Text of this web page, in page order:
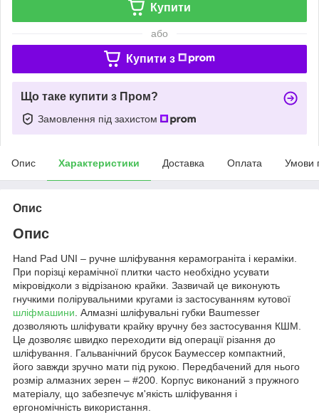
Купити
або
Купити з
Що таке купити з Пром?
Замовлення під захистом
Опис Характеристики Доставка Оплата Умови
Опис
Опис
Hand Pad UNI – ручне шліфування керамограніта і кераміки.
При порізці керамічної плитки часто необхідно усувати
мікровідколи з відрізаною крайки. Зазвичай це виконують
гнучкими полірувальними кругами із застосуванням кутової
шліфмашини. Алмазні шліфувальні губки Baumesser
дозволяють шліфувати крайку вручну без застосування КШМ.
Це дозволяє швидко переходити від операції різання до
шліфування. Гальванічний брусок Баумессер компактний,
його завжди зручно мати під рукою. Передбачений для нього
розмір алмазних зерен – #200. Корпус виконаний з пружного
матеріалу, що забезпечує м'якість шліфування і
ергономічність використання.